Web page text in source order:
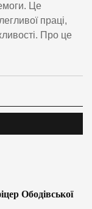
Це
праці,
Про це
Ободівської